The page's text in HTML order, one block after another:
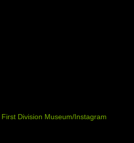
First Division Museum/Instagram